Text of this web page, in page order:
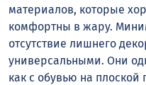
материалов, которые
комфортны в жару.
отсутствие лишнего
универсальными. Они
как с обувью на